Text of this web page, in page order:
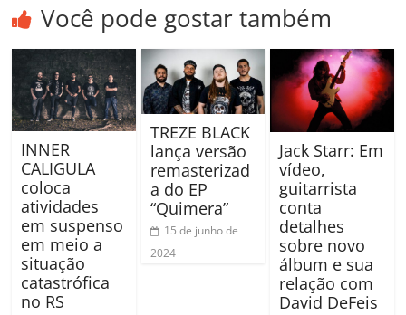
Você pode gostar também
INNER
CALIGULA
coloca
atividades
em suspenso
em meio a
situação
catastrófica
no RS
TREZE BLACK
lança versão
remasterizad
a do EP
“Quimera”
15 de junho de
2024
Jack Starr: Em
vídeo,
guitarrista
conta
detalhes
sobre novo
álbum e sua
relação com
David DeFeis